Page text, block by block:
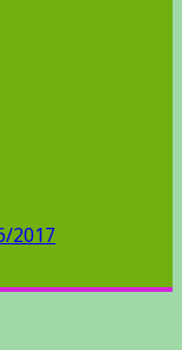
2017